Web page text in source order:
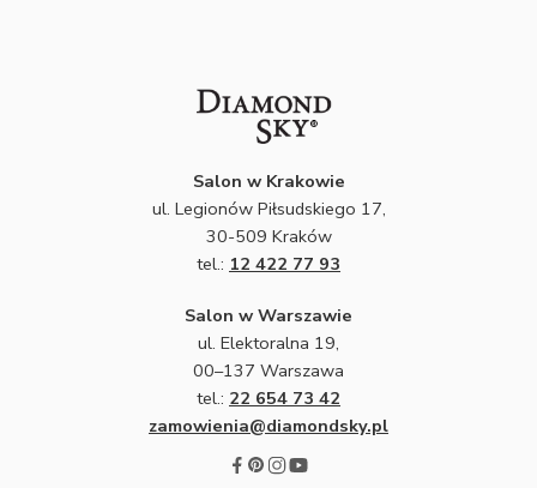
Salon w Krakowie
ul. Legionów Piłsudskiego 17,
30-509 Kraków
tel.: 12 422 77 93
Salon w Warszawie
ul. Elektoralna 19,
00–137 Warszawa
tel.: 22 654 73 42
zamowienia@diamondsky.pl